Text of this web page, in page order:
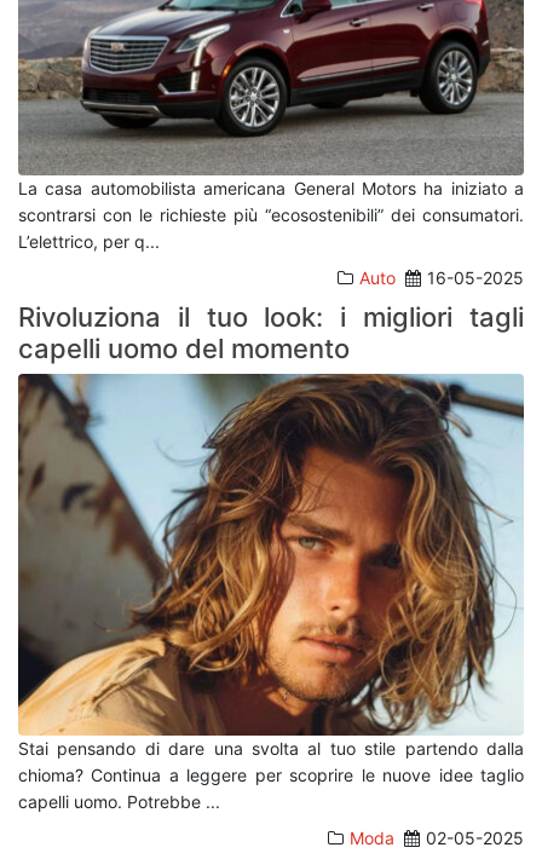
La casa automobilista americana General Motors ha iniziato a
scontrarsi con le richieste più “ecosostenibili” dei consumatori.
L’elettrico, per q...
Auto
16-05-2025
Rivoluziona il tuo look: i migliori tagli
capelli uomo del momento
Stai pensando di dare una svolta al tuo stile partendo dalla
chioma? Continua a leggere per scoprire le nuove idee taglio
capelli uomo. Potrebbe ...
Moda
02-05-2025